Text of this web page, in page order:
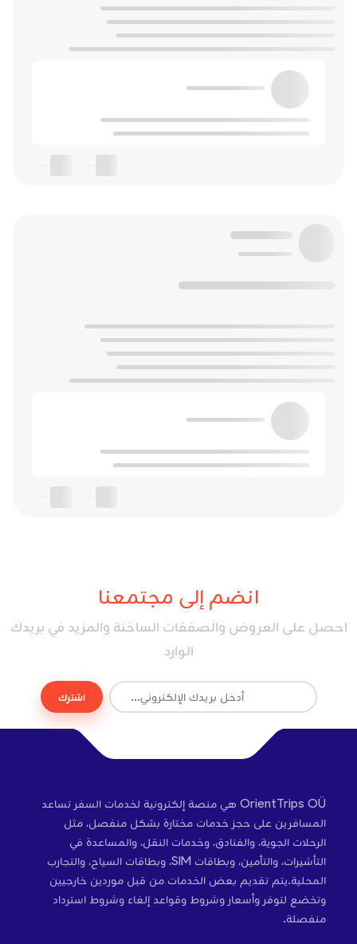
انضم إلى مجتمعنا
احصل على العروض والصفقات الساخنة والمزيد في بريدك
الوارد
اشترك
OrientTrips OÜ هي منصة إلكترونية لخدمات السفر تساعد
المسافرين على حجز خدمات مختارة بشكل منفصل، مثل
الرحلات الجوية، والفنادق، وخدمات النقل، والمساعدة في
التأشيرات، والتأمين، وبطاقات SIM، وبطاقات السياح، والتجارب
المحلية.يتم تقديم بعض الخدمات من قبل موردين خارجيين
وتخضع لتوفر وأسعار وشروط وقواعد إلغاء وشروط استرداد
منفصلة.